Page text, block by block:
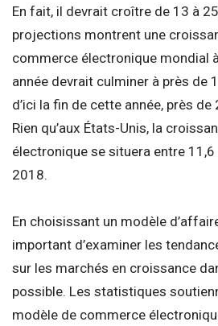
En fait, il devrait croître de 13 à
projections montrent une
commerce électronique mondial
année devrait culminer à près de
d’ici la fin de cette année, près
Rien qu’aux États-Unis, la
électronique se situera entre
2018.
En choisissant un modèle
important d’examiner les
sur les marchés en croissance
possible. Les statistiques
modèle de commerce